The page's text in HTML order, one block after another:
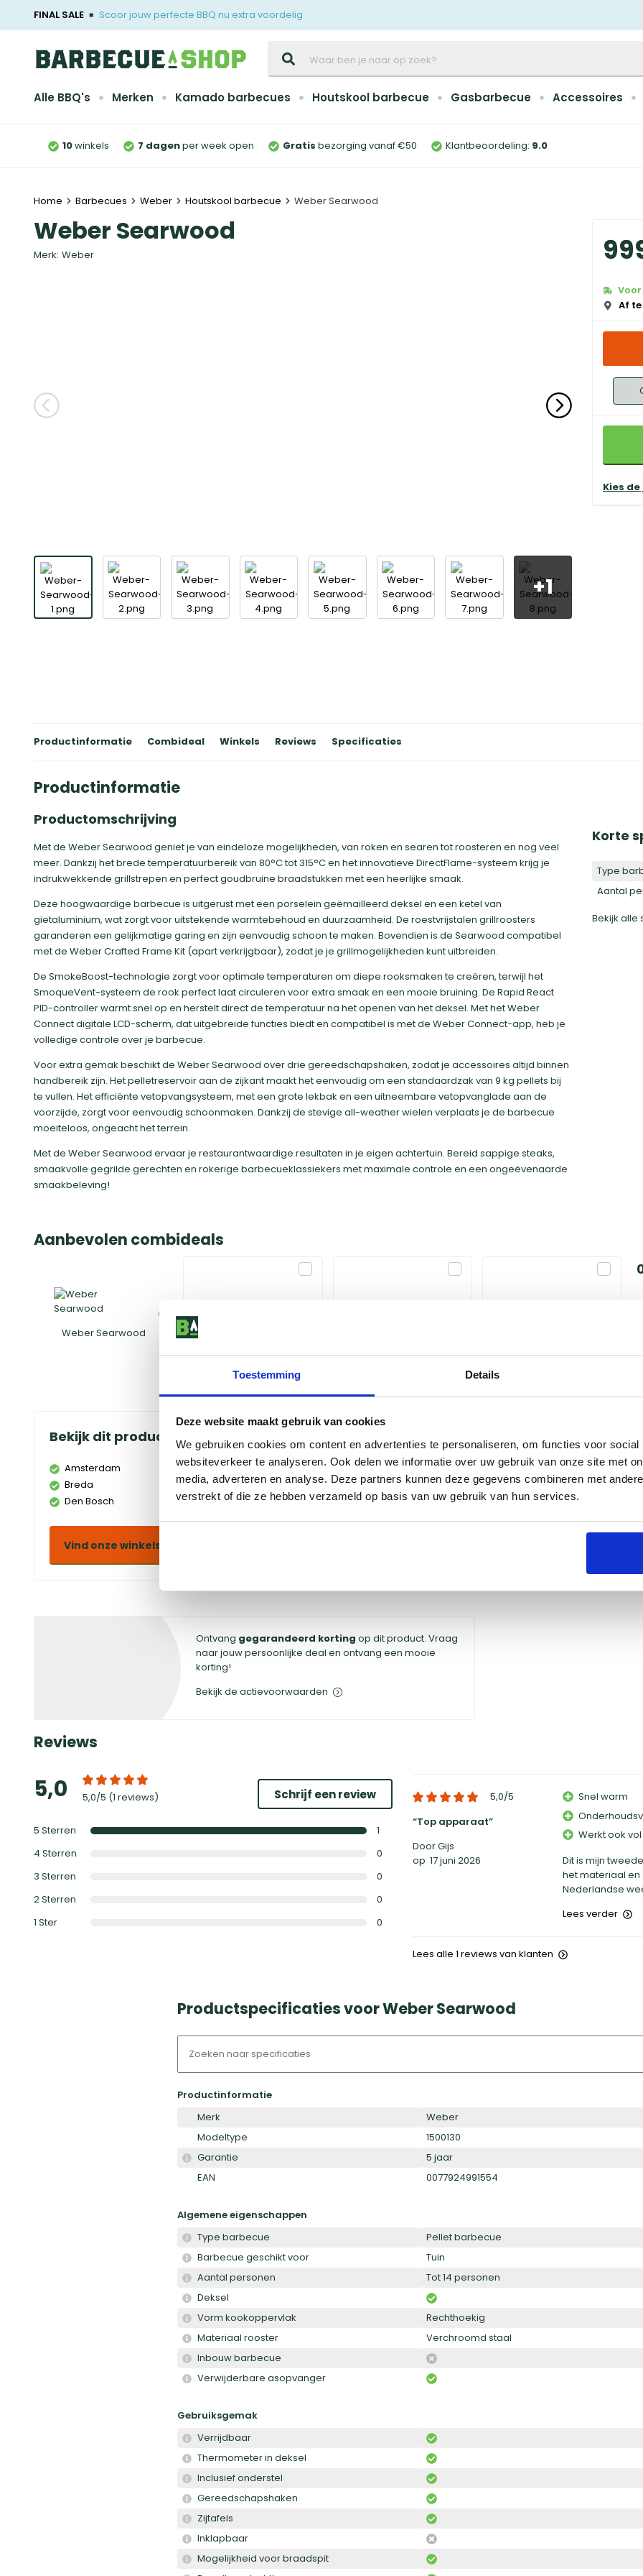
Toestemming Details
Deze website maakt gebruik van cookies
We gebruiken cookies om content en advertenties te personaliseren, om functies voor social
websiteverkeer te analyseren. Ook delen we informatie over uw gebruik van onze site met
media, adverteren en analyse. Deze partners kunnen deze gegevens combineren met
verstrekt of die ze hebben verzameld op basis van uw gebruik van hun services.
FINAL SALE Scoor jouw perfecte BBQ nu extra voordelig
Alle BBQ's Merken Kamado barbecues Houtskool barbecue Gasbarbecue Accessoires
10winkels 7 dagenper week open Gratis bezorging vanaf €50 Klantbeoordeling: 9.0
Home Barbecues Weber Houtskool barbecue Weber Searwood
Weber Searwood
Merk: Weber
+1
Af
Kies
Productinformatie Combideal Winkels Reviews Specificaties
Productinformatie
Productomschrijving
Met de Weber Searwood geniet je van eindeloze mogelijkheden, van roken en searen tot roosteren en nog veel
meer. Dankzij het brede temperatuurbereik van 80°C tot 315°C en het innovatieve DirectFlame-systeem krijg je
indrukwekkende grillstrepen en perfect goudbruine braadstukken met een heerlijke smaak.
Deze hoogwaardige barbecue is uitgerust met een porselein geëmailleerd deksel en een ketel van
gietaluminium, wat zorgt voor uitstekende warmtebehoud en duurzaamheid. De roestvrijstalen grillroosters
garanderen een gelijkmatige garing en zijn eenvoudig schoon te maken. Bovendien is de Searwood compatibel
met de Weber Crafted Frame Kit (apart verkrijgbaar), zodat je je grillmogelijkheden kunt uitbreiden.
De SmokeBoost-technologie zorgt voor optimale temperaturen om diepe rooksmaken te creëren, terwijl het
SmoqueVent-systeem de rook perfect laat circuleren voor extra smaak en een mooie bruining. De Rapid React
PID-controller warmt snel op en herstelt direct de temperatuur na het openen van het deksel. Met het Weber
Connect digitale LCD-scherm, dat uitgebreide functies biedt en compatibel is met de Weber Connect-app, heb je
volledige controle over je barbecue.
Voor extra gemak beschikt de Weber Searwood over drie gereedschapshaken, zodat je accessoires altijd binnen
handbereik zijn. Het pelletreservoir aan de zijkant maakt het eenvoudig om een standaardzak van 9 kg pellets bij
te vullen. Het efficiënte vetopvangsysteem, met een grote lekbak en een uitneembare vetopvanglade aan de
voorzijde, zorgt voor eenvoudig schoonmaken. Dankzij de stevige all-weather wielen verplaats je de barbecue
moeiteloos, ongeacht het terrein.
Met de Weber Searwood ervaar je restaurantwaardige resultaten in je eigen achtertuin. Bereid sappige steaks,
smaakvolle gegrilde gerechten en rokerige barbecueklassiekers met maximale controle en een ongeëvenaarde
smaakbeleving!
Korte
Type
Aantal
Bekijk alle
Aanbevolen combideals
Weber Searwood
Kies alternatief Kies alternatief
Bekijk dit product in onze winkels
Amsterdam
Breda
Den Bosch
Doetinchem
Duiven
Eindhoven
Groningen
Naarden
Utrecht
Vind onze winkels
Ontvang gegarandeerd kortingop dit product. Vraag
naar jouw persoonlijke deal en ontvang een mooie
korting!
Bekijk de actievoorwaarden
Reviews
5,0 5,0/5 (1 reviews) Schrijf een review
5 Sterren
1
4 Sterren
0
3 Sterren
0
2Sterren
0
1 Ster 0
5,0/5
Top apparaat
Door Gijs
op 17 juni 2026
Snel warm
Werkt ook
Dit is mijn
het materiaal en
Nederlandse
Lees verder
Lees alle 1 reviews van klanten
Productspecificaties voor Weber Searwood
Productinformatie
Merk
Weber
Modeltype
1500130
Garantie
5 jaar
EAN
0077924991554
Algemene eigenschappen
Type barbecue
Pellet barbecue
Barbecue geschikt voor
Tuin
Aantal personen
Tot 14 personen
Deksel
Vorm kookoppervlak
Rechthoekig
Materiaal rooster
Verchroomd staal
Inbouw barbecue
Verwijderbare asopvanger
Gebruiksgemak
Verrijdbaar
Thermometer in deksel
Inclusief onderstel
Gereedschapshaken
Zijtafels
Inklapbaar
Mogelijkheid voor braadspit